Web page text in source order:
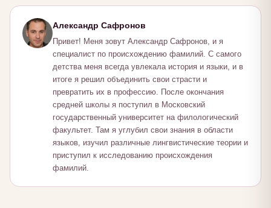
Александр Сафронов
Привет! Меня зовут Александр Сафронов, и я
специалист по происхождению фамилий. С самого
детства меня всегда увлекала история и языки, и в
итоге я решил объединить свои страсти и
превратить их в профессию. После окончания
средней школы я поступил в Московский
государственный университет на филологический
факультет. Там я углубил свои знания в области
языков, изучил различные лингвистические теории и
приступил к исследованию происхождения
фамилий.